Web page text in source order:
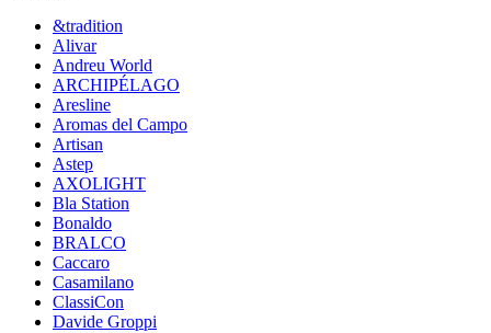
&tradition
Alivar
Andreu World
ARCHIPÉLAGO
Aresline
Aromas del Campo
Artisan
Astep
AXOLIGHT
Bla Station
Bonaldo
BRALCO
Caccaro
Casamilano
ClassiCon
Davide Groppi